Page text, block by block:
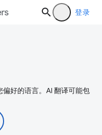
登录
好的语言。AI 翻译可能包